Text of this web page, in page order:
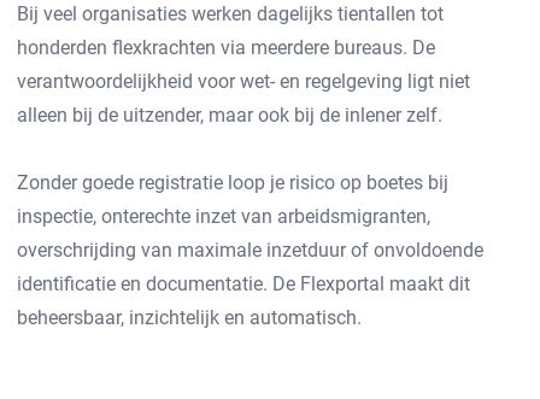
Bij veel organisaties werken dagelijks tientallen tot
honderden flexkrachten via meerdere bureaus. De
verantwoordelijkheid voor wet- en regelgeving ligt niet
alleen bij de uitzender, maar ook bij de inlener zelf.
Zonder goede registratie loop je risico op boetes bij
inspectie, onterechte inzet van arbeidsmigranten,
overschrijding van maximale inzetduur of onvoldoende
identificatie en documentatie. De Flexportal maakt dit
beheersbaar, inzichtelijk en automatisch.